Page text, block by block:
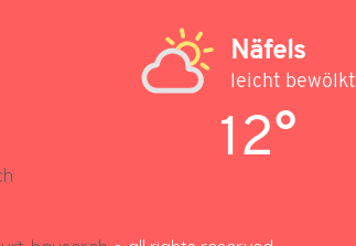
Näfels
leicht bewölkt
12°